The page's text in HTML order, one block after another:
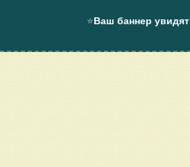
⭐Ваш баннер